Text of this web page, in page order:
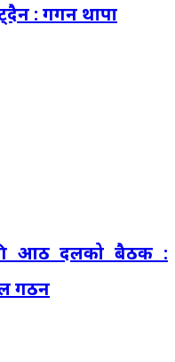
: गगन थापा
आठ दलको बैठक :
गठन